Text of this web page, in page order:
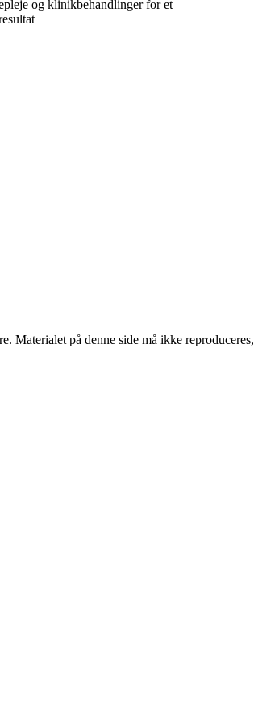
og klinikbehandlinger for et
Materialet på denne side må ikke reproduceres,